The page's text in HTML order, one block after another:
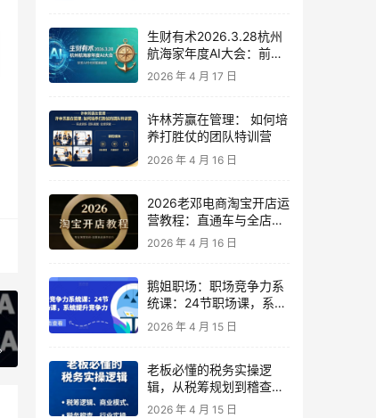
副业首选
生财有术2026.3.28杭州
航海家年度AI大会：前沿
趋势×落地案例×技能图谱
2026 年 4 月 17 日
许林芳赢在管理： 如何培
养打胜仗的团队特训营
2026 年 4 月 16 日
2026老邓电商淘宝开店运
营教程：直通车与全店推
广系统课
2026 年 4 月 16 日
鹅姐职场：职场竞争力系
统课：24节职场课，系统
提升竞争力
2026 年 4 月 15 日
老板必懂的税务实操逻
辑，从税筹规划到稽查应
对，为企业稳健增长保驾
2026 年 4 月 15 日